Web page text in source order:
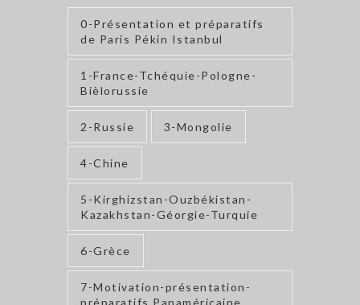
0-Présentation et préparatifs
de Paris Pékin Istanbul
1-France-Tchéquie-Pologne-
Bièlorussie
2-Russie 3-Mongolie
4-Chine
5-Kirghizstan-Ouzbékistan-
Kazakhstan-Géorgie-Turquie
6-Grèce
7-Motivation-présentation-